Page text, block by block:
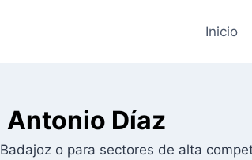
Inicio
Díaz
o para sectores de alta